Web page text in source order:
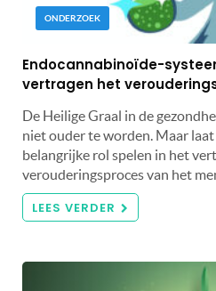
ONDERZOEK
Endocannabinoïde-
vertragen het
De Heilige Graal in de
niet ouder te worden. Maar laat
belangrijke rol spelen in het
verouderingsproces van het
LEES VERDER